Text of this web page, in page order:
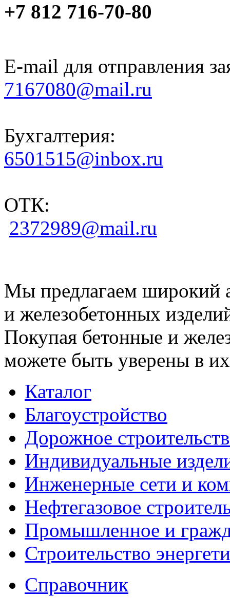
+7 812 716-70-80
E-mail для отправления
7167080@mail.ru
Бухгалтерия:
6501515@inbox.ru
ОТК:
2372989@mail.ru
Мы предлагаем широкий
и железобетонных
Покупая бетонные и
можете быть уверены в их
Каталог
Благоустройство
Дорожное
Индивидуальные
Инженерные сети и
Нефтегазовое
Промышленное и
Строительство
Справочник